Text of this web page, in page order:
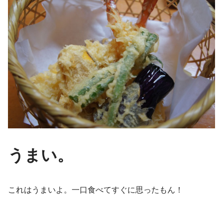
うまい。
これはうまいよ。一口食べてすぐに思ったもん！